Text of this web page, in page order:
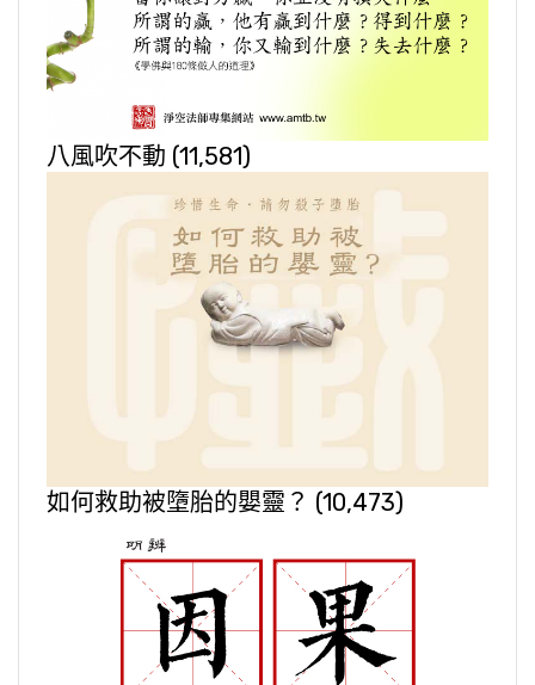
八風吹不動 (11,581)
如何救助被墮胎的嬰靈？ (10,473)